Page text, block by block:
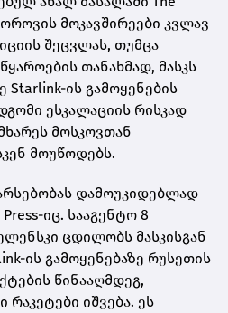
მოკავშირეები კვლავ
შეცვლას, თუმცა
თანახმად, მასკს
ის გამოყენების
ესკალაციის რისკად
მოსკოვთან
მოუწოდებს.
დამოუკიდებლად
იც. სააგენტო 8
ცდილობს მასკისგან
ის გამოყენებაზე რუსეთის
წინააღმდეგ,
რაკეტები იშვება. ეს